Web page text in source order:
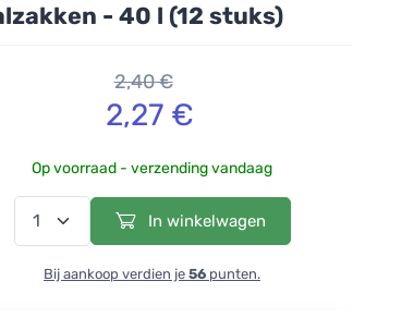
- 40 l (12 stuks)
2,40 €
2,27 €
Op voorraad - verzending vandaag
In winkelwagen
Bij aankoop verdien je 56 punten.